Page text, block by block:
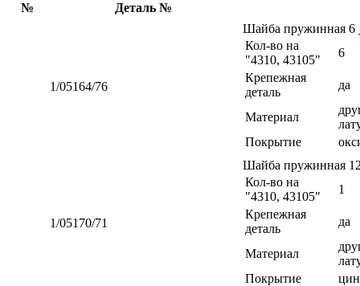
№ Деталь №
1/05164/76
Шайба пружинная 6
Кол-во на
"4310, 43105"
6
Крепежная
деталь
да
Материал
Покрытие
1/05170/71
Шайба пружинная
Кол-во на
"4310, 43105"
1
Крепежная
деталь
да
Материал
Покрытие